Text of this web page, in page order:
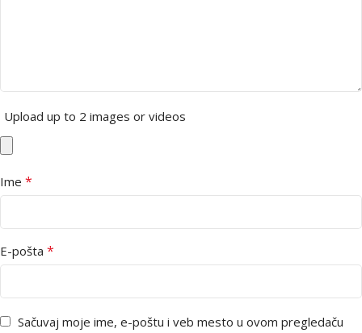
Upload up to 2 images or videos
Ime *
E-pošta *
Sačuvaj moje ime, e-poštu i veb mesto u ovom pregledaču